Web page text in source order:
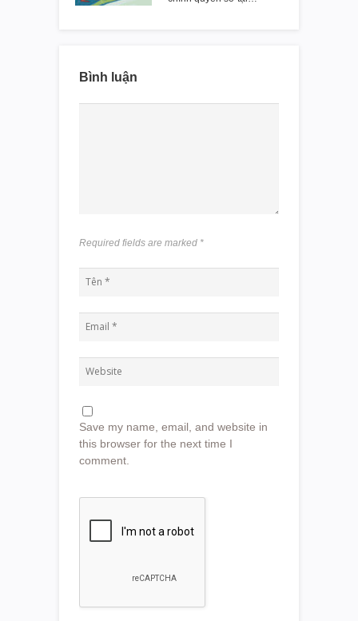
Bình luận
Required fields are marked *
Save my name, email, and website in
this browser for the next time I
comment.